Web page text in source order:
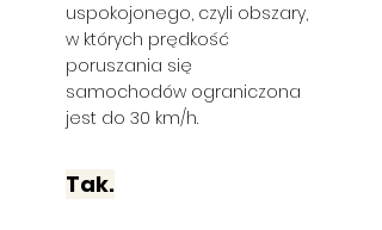
uspokojonego, czyli obszary,
w których prędkość
poruszania się
samochodów ograniczona
jest do 30 km/h.
Tak.